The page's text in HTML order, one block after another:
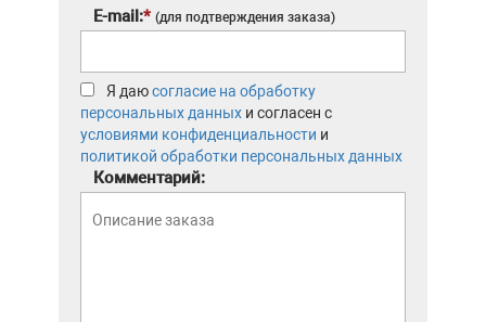
E-mail:* (для подтверждения заказа)
Я даюсогласие на обработку
персональных данных и согласен с
условиями конфиденциальности и
политикой обработки персональных данных
Комментарий: